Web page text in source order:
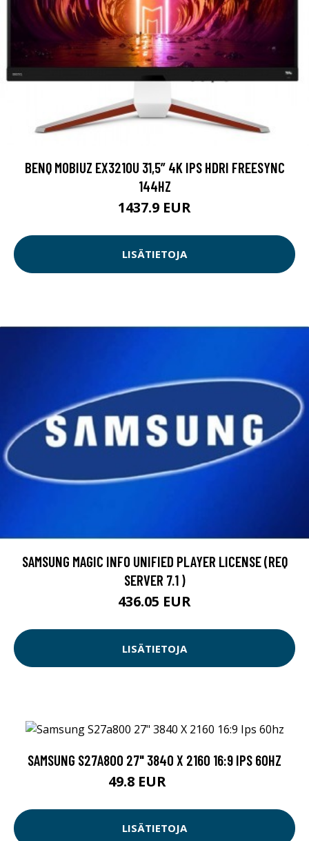
BENQ MOBIUZ EX3210U 31,5” 4K IPS HDRI FREESYNC
144HZ
1437.9 EUR
LISÄTIETOJA
SAMSUNG MAGIC INFO UNIFIED PLAYER LICENSE (REQ
SERVER 7.1 )
436.05 EUR
LISÄTIETOJA
SAMSUNG S27A800 27" 3840 X 2160 16:9 IPS 60HZ
49.8 EUR
LISÄTIETOJA